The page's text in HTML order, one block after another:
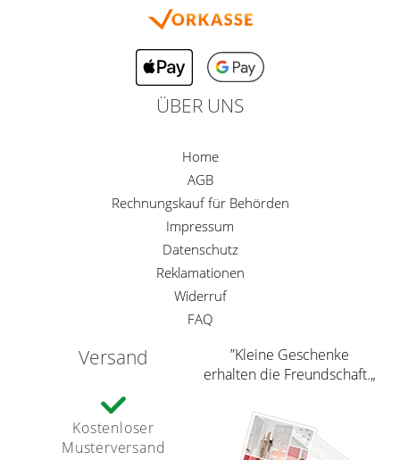
ÜBER UNS
Home
AGB
Rechnungskauf für Behörden
Impressum
Datenschutz
Reklamationen
Widerruf
FAQ
Versand
Kostenloser
Musterversand
”Kleine Geschenke
erhalten die Freundschaft.„